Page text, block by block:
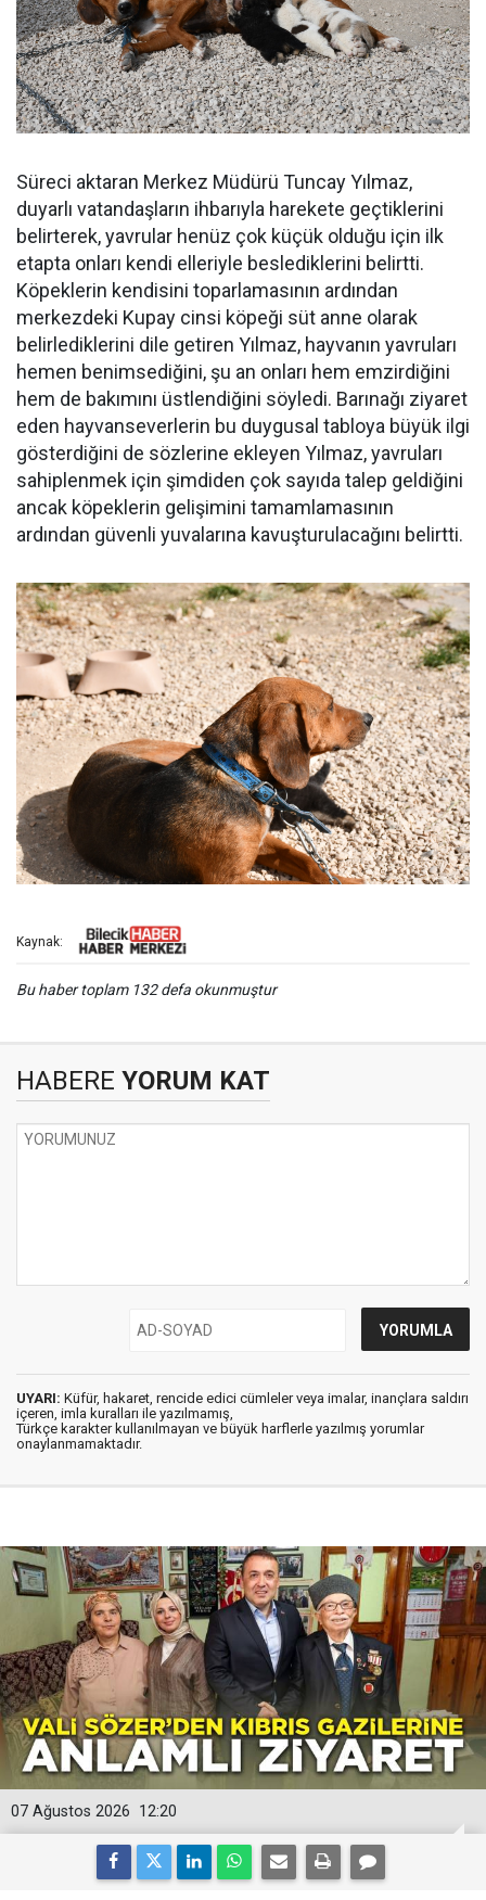
Süreci aktaran Merkez Müdürü Tuncay Yılmaz,
duyarlı vatandaşların ihbarıyla harekete geçtiklerini
belirterek, yavrular henüz çok küçük olduğu için ilk
etapta onları kendi elleriyle beslediklerini belirtti.
Köpeklerin kendisini toparlamasının ardından
merkezdeki Kupay cinsi köpeği süt anne olarak
belirlediklerini dile getiren Yılmaz, hayvanın yavruları
hemen benimsediğini, şu an onları hem emzirdiğini
hem de bakımını üstlendiğini söyledi. Barınağı ziyaret
eden hayvanseverlerin bu duygusal tabloya büyük ilgi
gösterdiğini de sözlerine ekleyen Yılmaz, yavruları
sahiplenmek için şimdiden çok sayıda talep geldiğini
ancak köpeklerin gelişimini tamamlamasının
ardından güvenli yuvalarına kavuşturulacağını belirtti.
Kaynak:
Bu haber toplam 132 defa okunmuştur
HABERE YORUM KAT
UYARI: Küfür, hakaret, rencide edici cümleler veya imalar, inançlara saldırı
içeren, imla kuralları ile yazılmamış,
Türkçe karakter kullanılmayan ve büyük harflerle yazılmış yorumlar
onaylanmamaktadır.
12:20
07 Ağustos 2026